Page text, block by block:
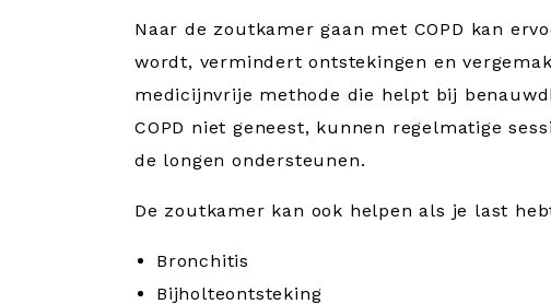
Naar de zoutkamer gaan met COPD kan
wordt, vermindert ontstekingen en
medicijnvrije methode die helpt bij
COPD niet geneest, kunnen regelmatige
de longen ondersteunen.
De zoutkamer kan ook helpen als je last
Bronchitis
Bijholteontsteking